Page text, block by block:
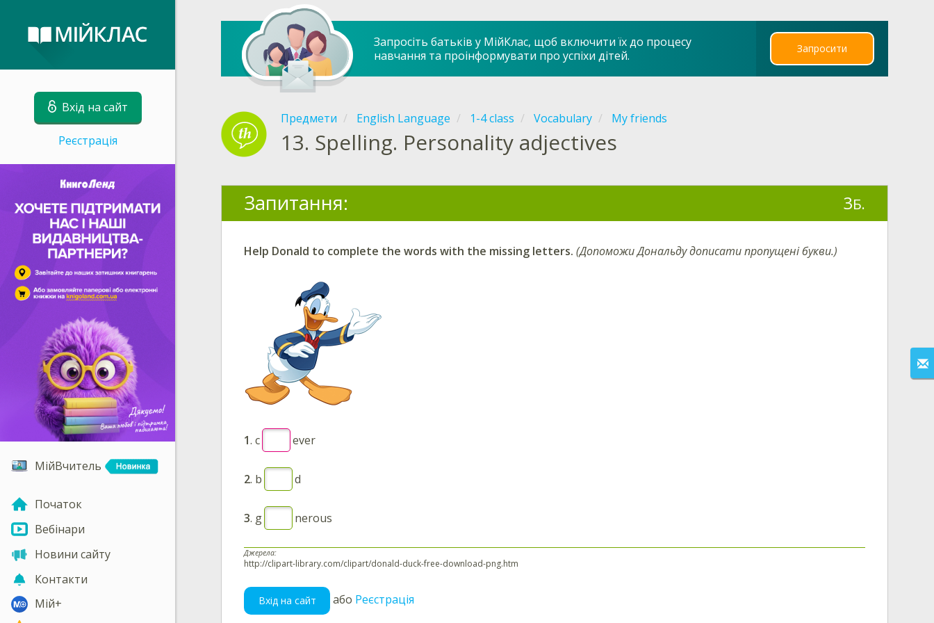
Вхід на сайт
Реєстрація
МійВчитель
Початок
Вебінари
Новини сайту
Контакти
Мій+
Запросіть батьків у МійКлас, щоб включити їх до процесу
навчання та проінформувати про успіхи дітей.
Запросити
Предмети English Language 1-4 class Vocabulary My friends
13. Spelling. Personality adjectives
Запитання: 3Б.
Help Donald to complete the words with the missing letters. (Допоможи Дональду дописати пропущені букви.)
1. c ever
2. b d
3. g nerous
Джерела:
http://clipart-library.com/clipart/donald-duck-free-download-png.htm
Вхід на сайт або Реєстрація